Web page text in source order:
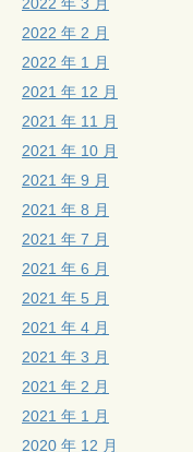
2022 年 2 月
2022 年 1 月
2021 年 12 月
2021 年 11 月
2021 年 10 月
2021 年 9 月
2021 年 8 月
2021 年 7 月
2021 年 6 月
2021 年 5 月
2021 年 4 月
2021 年 3 月
2021 年 2 月
2021 年 1 月
2020 年 12 月